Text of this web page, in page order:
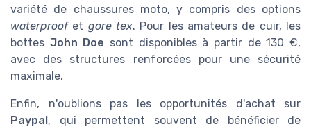
variété de chaussures moto, y compris des options
waterproofet gore tex. Pour les amateurs de cuir, les
bottes John Doe sont disponibles à partir de 130 €,
avec des structures renforcées pour une sécurité
maximale.
Enfin, n'oublions pas les opportunités d'achat sur
Paypal, qui permettent souvent de bénéficier de